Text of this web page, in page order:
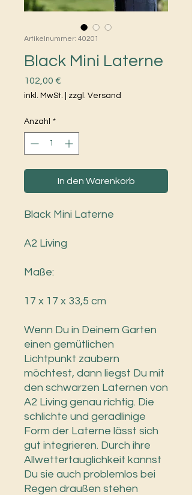
Artikelnummer: 40201
Black Mini Laterne
102,00 €
inkl. MwSt. zzgl. Versand
Anzahl *
In den Warenkorb
Black Mini Laterne
A2 Living
Maße:
17 x 17 x 33,5 cm
Wenn Du in Deinem Garten
einen gemütlichen
Lichtpunkt zaubern
möchtest, dann liegst Du mit
den schwarzen Laternen von
A2 Living genau richtig. Die
schlichte und geradlinige
Form der Laterne lässt sich
gut integrieren. Durch ihre
Allwettertauglichkeit kannst
Du sie auch problemlos bei
Regen draußen stehen